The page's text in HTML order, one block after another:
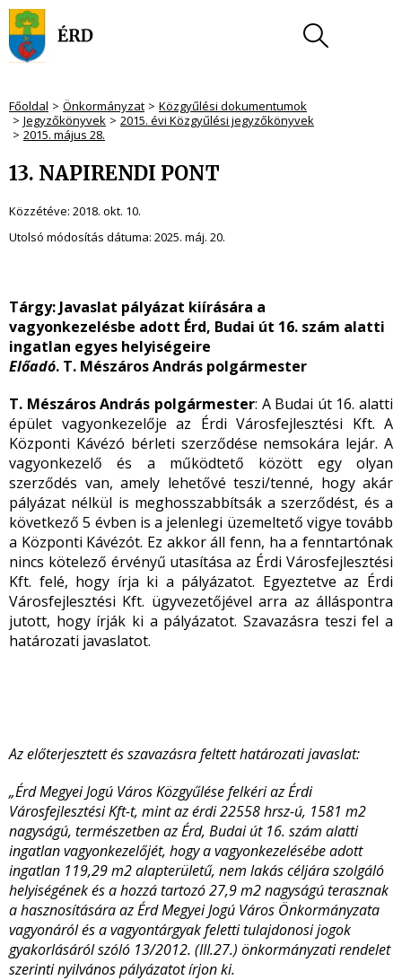
Főoldal Önkormányzat
Közgyűlési dokumentumok
Jegyzőkönyvek
2015. évi Közgyűlési jegyzőkönyvek
2015. május 28.
13. NAPIRENDI PONT
Közzétéve: 2018. okt. 10.
Utolsó módosítás dátuma: 2025. máj. 20.
Tárgy: Javaslat pályázat kiírására a
vagyonkezelésbe adott Érd, Budai út 16. szám alatti
ingatlan egyes helyiségeire
Előadó. T. Mészáros András polgármester
T. Mészáros András polgármester: A Budai út 16. alatti
épület vagyonkezelője az Érdi Városfejlesztési Kft. A
Központi Kávézó bérleti szerződése nemsokára lejár. A
vagyonkezelő és a működtető között egy olyan
szerződés van, amely lehetővé teszi/tenné, hogy akár
pályázat nélkül is meghosszabbítsák a szerződést, és a
következő 5 évben is a jelenlegi üzemeltető vigye tovább
a Központi Kávézót. Ez akkor áll fenn, ha a fenntartónak
nincs kötelező érvényű utasítása az Érdi Városfejlesztési
Kft. felé, hogy írja ki a pályázatot. Egyeztetve az Érdi
Városfejlesztési Kft. ügyvezetőjével arra az álláspontra
jutott, hogy írják ki a pályázatot. Szavazásra teszi fel a
határozati javaslatot.
Az előterjesztett és szavazásra feltett határozati javaslat:
„Érd Megyei Jogú Város Közgyűlése felkéri az Érdi
Városfejlesztési Kft-t, mint az érdi 22558 hrsz-ú, 1581 m2
nagyságú, természetben az Érd, Budai út 16. szám alatti
ingatlan vagyonkezelőjét, hogy a vagyonkezelésébe adott
ingatlan 119,29 m2alapterületű, nem lakás céljára szolgáló
helyiségének és a hozzá tartozó 27,9 m2nagyságú terasznak
a hasznosítására az Érd Megyei Jogú Város Önkormányzata
vagyonáról és a vagyontárgyak feletti tulajdonosi jogok
gyakorlásáról szóló 13/2012. (III.27.) önkormányzati rendelet
szerinti nyilvános pályázatot írjon ki.